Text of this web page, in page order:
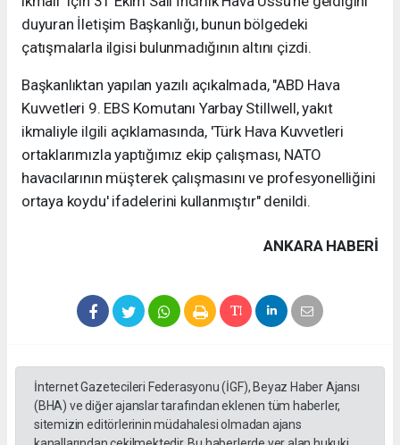
duyuran İletişim Başkanlığı, bunun bölgedeki
çatışmalarla ilgisi bulunmadığının altını çizdi.
Başkanlıktan yapılan yazılı açıkalmada, "ABD Hava
Kuvvetleri 9. EBS Komutanı Yarbay Stillwell, yakıt
ikmaliyle ilgili açıklamasında, 'Türk Hava Kuvvetleri
ortaklarımızla yaptığımız ekip çalışması, NATO
havacılarının müşterek çalışmasını ve profesyonelliğini
ortaya koydu' ifadelerini kullanmıştır" denildi.
ANKARA HABERİ
İnternet Gazetecileri Federasyonu (İGF), Beyaz Haber Ajansı
(BHA) ve diğer ajanslar tarafından eklenen tüm haberler,
sitemizin editörlerinin müdahalesi olmadan ajans